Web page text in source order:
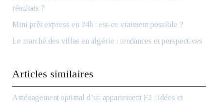
résultats ?
Mini prêt express en 24h : est-ce vraiment possible ?
Le marché des villas en algérie : tendances et perspectives
Articles similaires
Aménagement optimal d’un appartement F2 : idées et